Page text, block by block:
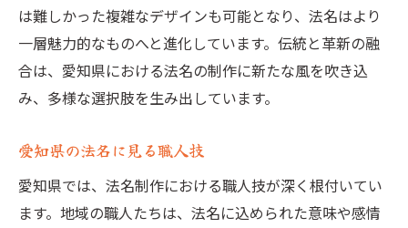
は難しかった複雑なデザインも可能となり、法名はより
一層魅力的なものへと進化しています。伝統と革新の融
合は、愛知県における法名の制作に新たな風を吹き込
み、多様な選択肢を生み出しています。
愛知県の法名に見る職人技
愛知県では、法名制作における職人技が深く根付いてい
ます。地域の職人たちは、法名に込められた意味や感情